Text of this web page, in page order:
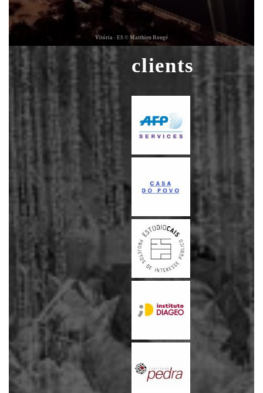
Vitória - ES © Matthieu Rougé
clients